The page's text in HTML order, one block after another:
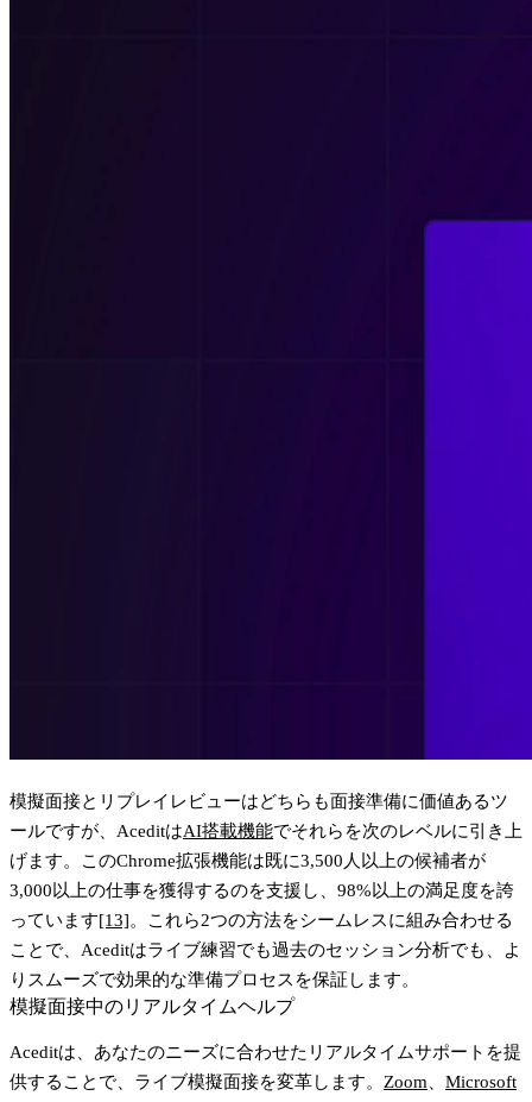
模擬面接とリプレイレビューはどちらも面接準備に価値あるツ
ールですが、AceditはAI搭載機能でそれらを次のレベルに引き上
げます。このChrome拡張機能は既に3,500人以上の候補者が
3,000以上の仕事を獲得するのを支援し、98%以上の満足度を誇
っています[13]。これら2つの方法をシームレスに組み合わせる
ことで、Aceditはライブ練習でも過去のセッション分析でも、よ
りスムーズで効果的な準備プロセスを保証します。
模擬面接中のリアルタイムヘルプ
Aceditは、あなたのニーズに合わせたリアルタイムサポートを提
供することで、ライブ模擬面接を変革します。 Zoom
Microsoft